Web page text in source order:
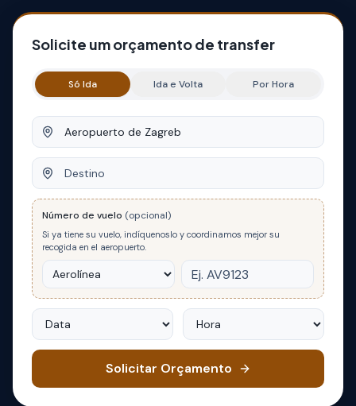
Solicite um orçamento de transfer
Só Ida Ida e Volta Por Hora
Origem
Destino
Número de vuelo (opcional)
Si ya tiene su vuelo, indíquenoslo y coordinamos mejor su
recogida en el aeropuerto.
Data Hora
Solicitar Orçamento